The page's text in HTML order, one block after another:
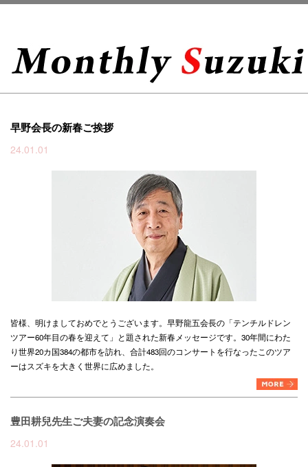
早野会長の新春ご挨拶
24.01.01
皆様、明けましておめでとうございます。早野龍五会長の「テンチルドレン
ツアー60年目の春を迎えて」と題された新春メッセージです。30年間にわた
り世界20カ国384の都市を訪れ、合計483回のコンサートを行なったこのツア
ーはスズキを大きく世界に広めました。
豊田耕兒先生ご夫妻の記念演奏会
24.01.01